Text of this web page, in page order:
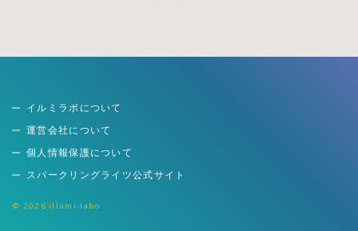
イルミラボについて
運営会社について
個人情報保護について
スパークリングライツ公式サイト
© 2026 illumi-labo